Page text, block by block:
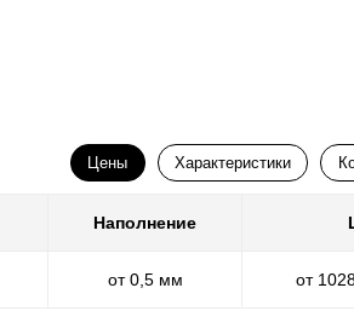
Цены Характеристики
Наполнение
от 0,5 мм от